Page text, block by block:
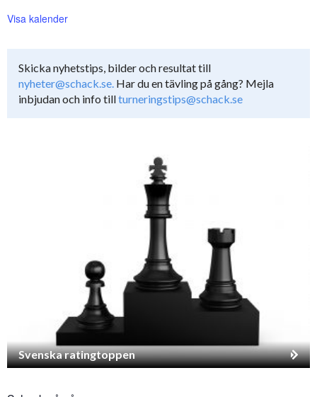
Visa kalender
Skicka nyhetstips, bilder och resultat till
nyheter@schack.se. Har du en tävling på gång? Mejla
inbjudan och info tillturneringstips@schack.se
Svenska ratingtoppen